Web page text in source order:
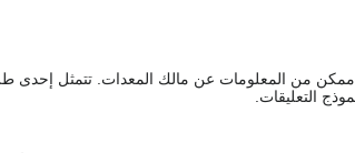
ممكن من المعلومات عن مالك المعدات. تتمثل إحدى
التعليقات.